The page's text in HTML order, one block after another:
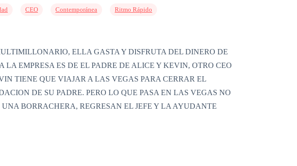
CEO Contemporánea Ritmo Rápido
ELLA GASTA Y DISFRUTA DEL DINERO DE
EMPRESA ES DE EL PADRE DE ALICE Y KEVIN, OTRO CEO
TIENE QUE VIAJAR A LAS VEGAS PARA CERRAR EL
DE SU PADRE. PERO LO QUE PASA EN LAS VEGAS NO
BORRACHERA, REGRESAN EL JEFE Y LA AYUDANTE